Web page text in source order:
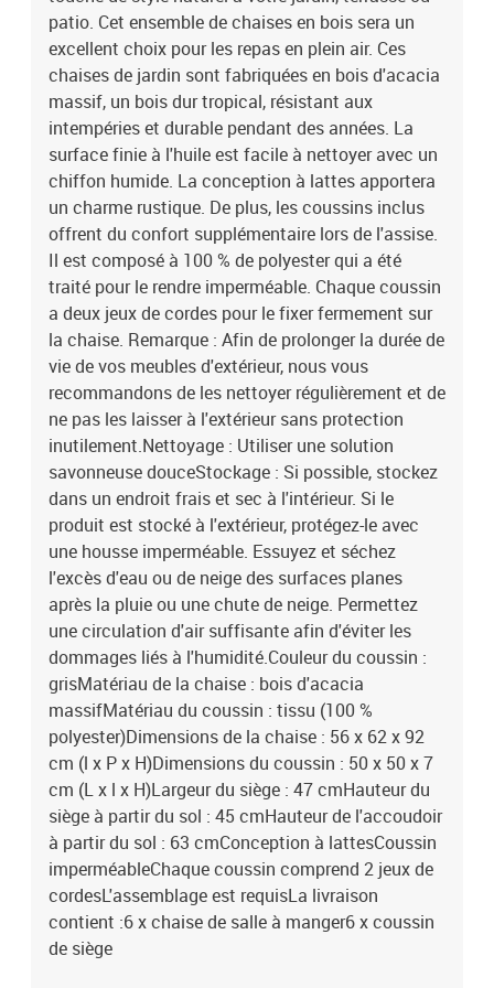
patio. Cet ensemble de chaises en bois sera un
excellent choix pour les repas en plein air. Ces
chaises de jardin sont fabriquées en bois d'acacia
massif, un bois dur tropical, résistant aux
intempéries et durable pendant des années. La
surface finie à l'huile est facile à nettoyer avec un
chiffon humide. La conception à lattes apportera
un charme rustique. De plus, les coussins inclus
offrent du confort supplémentaire lors de l'assise.
Il est composé à 100 % de polyester qui a été
traité pour le rendre imperméable. Chaque coussin
a deux jeux de cordes pour le fixer fermement sur
la chaise. Remarque : Afin de prolonger la durée de
vie de vos meubles d'extérieur, nous vous
recommandons de les nettoyer régulièrement et de
ne pas les laisser à l'extérieur sans protection
inutilement.Nettoyage : Utiliser une solution
savonneuse douceStockage : Si possible, stockez
dans un endroit frais et sec à l'intérieur. Si le
produit est stocké à l'extérieur, protégez-le avec
une housse imperméable. Essuyez et séchez
l'excès d'eau ou de neige des surfaces planes
après la pluie ou une chute de neige. Permettez
une circulation d'air suffisante afin d'éviter les
dommages liés à l'humidité.Couleur du coussin :
grisMatériau de la chaise : bois d'acacia
massifMatériau du coussin : tissu (100 %
polyester)Dimensions de la chaise : 56 x 62 x 92
cm (l x P x H)Dimensions du coussin : 50 x 50 x 7
cm (L x l x H)Largeur du siège : 47 cmHauteur du
siège à partir du sol : 45 cmHauteur de l'accoudoir
à partir du sol : 63 cmConception à lattesCoussin
imperméableChaque coussin comprend 2 jeux de
cordesL'assemblage est requisLa livraison
contient :6 x chaise de salle à manger6 x coussin
de siège